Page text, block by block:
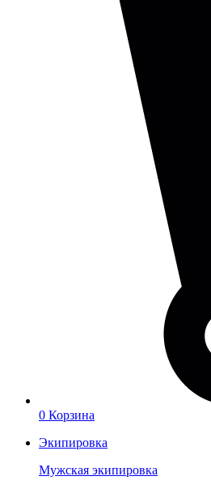
0 Корзина
Экипировка
Мужская экипировка